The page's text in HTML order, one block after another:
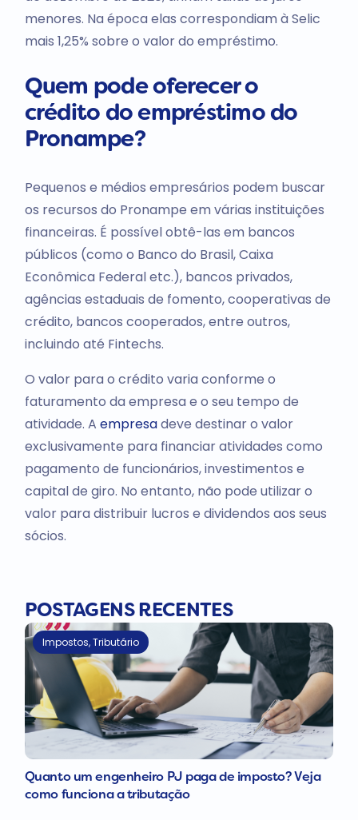
menores. Na época elas correspondiam à Selic
mais 1,25% sobre o valor do empréstimo.
Quem pode oferecer o
crédito doempréstimo do
Pronampe?
Pequenos e médios empresários podem buscar
os recursos do Pronampe em várias instituições
financeiras. É possível obtê-las em bancos
públicos (como o Banco do Brasil, Caixa
Econômica Federal etc.), bancos privados,
agências estaduais de fomento, cooperativas de
crédito, bancos cooperados, entre outros,
incluindo até Fintechs.
O valor para o crédito varia conforme o
faturamento da empresa e o seu tempo de
atividade. A empresadeve destinar o valor
exclusivamente para financiar atividades como
pagamento de funcionários, investimentos e
capital de giro. No entanto, não pode utilizar o
valor para distribuir lucros e dividendos aos seus
sócios.
POSTAGENS RECENTES
Impostos,Tributário
Quanto um engenheiro PJ paga de imposto? Veja
como funciona a tributação